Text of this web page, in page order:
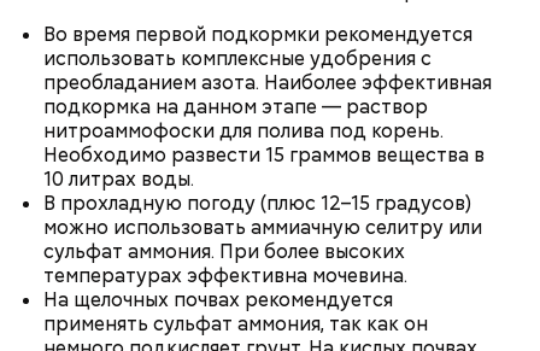
Во время первой подкормки рекомендуется
использовать комплексные удобрения с
преобладанием азота. Наиболее эффективная
подкормка на данном этапе — раствор
нитроаммофоски для полива под корень.
Необходимо развести 15 граммов вещества в
10 литрах воды.
В прохладную погоду (плюс 12–15 градусов)
можно использовать аммиачную селитру или
сульфат аммония. При более высоких
температурах эффективна мочевина.
На щелочных почвах рекомендуется
применять сульфат аммония, так как он
о пользе кабачков
Как приготовить домашний
майонез: три простых рецепта
объяснила, в чем заключается
польза сезонных овощей и
фруктов
Как выбрать дыню